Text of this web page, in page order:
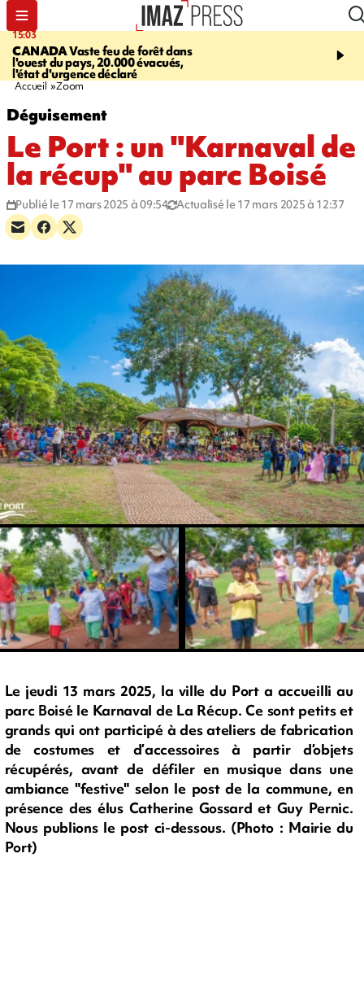
15:03
CANADAVaste feu de forêt dans
l'ouest du pays, 20.000 évacués,
l'état d'urgence déclaré
19:21
CONTRÔLES
end, 109 infractions
Accueil Zoom
Déguisement
Le Port : un "Karnaval de
la récup" au parc Boisé
Publié le 17 mars 2025 à 09:54 Actualisé le 17 mars 2025 à 12:37
Le jeudi 13 mars 2025, la ville du Port a accueilli au
parc Boisé le Karnaval de La Récup. Ce sont petits et
grands qui ont participé à des ateliers de fabrication
de costumes et d’accessoires à partir d’objets
récupérés, avant de défiler en musique dans une
ambiance "festive" selon le post de la commune, en
présence des élus Catherine Gossard et Guy Pernic.
Nous publions le post ci-dessous. (Photo : Mairie du
Port)